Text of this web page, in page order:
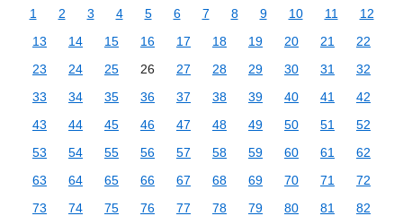
1 2 3 4 5 6 7 8 9 10 11
12
13
14 15 16 17 18 19 20 21
22
23
24 25 26 27 28 29 30 31
32
33
34 35 36 37 38 39 40 41
42
43
44 45 46 47 48 49 50 51
52
53
54 55 56 57 58 59 60 61
62
63
64 65 66 67 68 69 70 71
72
73
74 75 76 77 78 79 80 81
82